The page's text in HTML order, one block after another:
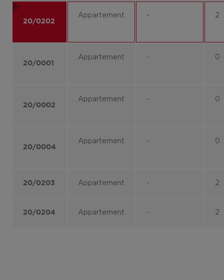
20/0202
Appartement - 2
20/0001
Appartement - 0
20/0002
Appartement - 0
20/0004
Appartement - 0
20/0203 Appartement - 2
20/0204 Appartement - 2